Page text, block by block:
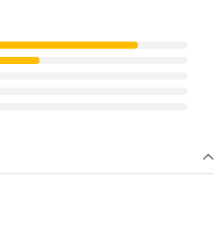
kombineras med IP54-klassning
Touchkontroller ger enkel
direkt från hörlurarna. Med
växlas anslutningen smidigt